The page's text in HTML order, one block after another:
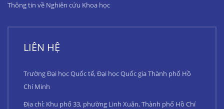
Thông tin về Nghiên cứu Khoa học
LIÊN HỆ
Trường Đại học Quốc tế, Đại học Quốc gia Thành phố Hồ
Chí Minh
Địa chỉ: Khu phố 33, phường Linh Xuân, Thành phố Hồ Chí